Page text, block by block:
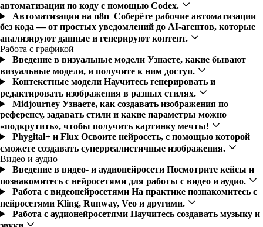
автоматизации по коду с помощью Codex.
Автоматизации на n8n Соберёте рабочие автоматизации
без кода — от простых уведомлений до AI-агентов, которые
анализируют данные и генерируют контент.
Работа с графикой
Введение в визуальные модели Узнаете, какие бывают
визуальные модели, и получите к ним доступ.
Контекстные модели Научитесь генерировать и
редактировать изображения в разных стилях.
Midjourney Узнаете, как создавать изображения по
референсу, задавать стили и какие параметры можно
«подкрутить», чтобы получить картинку мечты!
Phygital+ и Flux Освоите нейросеть, с помощью которой
сможете создавать суперреалистичные изображения.
Видео и аудио
Введение в видео- и аудионейросети Посмотрите кейсы и
познакомитесь с нейросетями для работы с видео и аудио.
Работа с видеонейросетями На практике познакомитесь с
нейросетями Kling, Runway, Veo и другими.
Работа с аудионейросетями Научитесь создавать музыку и